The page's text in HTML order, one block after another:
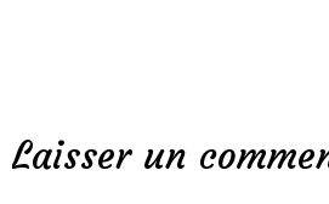
Laisser un